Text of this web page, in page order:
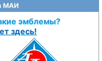
МАИ
эмблемы?
здесь!